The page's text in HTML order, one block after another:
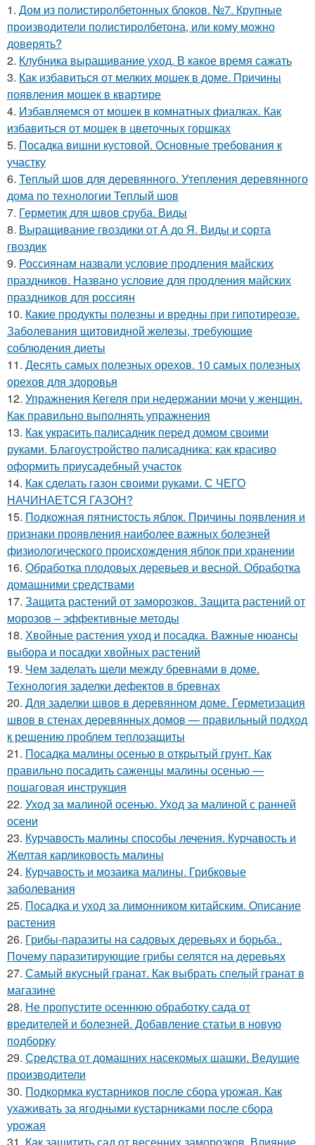
1. Дом из полистиролбетонных блоков. №7. Крупные
производители полистиролбетона, или кому можно
доверять?
2. Клубника выращивание уход. В какое время сажать
3. Как избавиться от мелких мошек в доме. Причины
появления мошек в квартире
4. Избавляемся от мошек в комнатных фиалках. Как
избавиться от мошек в цветочных горшках
5. Посадка вишни кустовой. Основные требования к
участку
6. Теплый шов для деревянного. Утепления деревянного
дома по технологии Теплый шов
7. Герметик для швов сруба. Виды
8. Выращивание гвоздики от А до Я. Виды и сорта
гвоздик
9. Россиянам назвали условие продления майских
праздников. Названо условие для продления майских
праздников для россиян
10. Какие продукты полезны и вредны при гипотиреозе.
Заболевания щитовидной железы, требующие
соблюдения диеты
11. Десять самых полезных орехов. 10 самых полезных
орехов для здоровья
12. Упражнения Кегеля при недержании мочи у женщин.
Как правильно выполнять упражнения
13. Как украсить палисадник перед домом своими
руками. Благоустройство палисадника: как красиво
оформить приусадебный участок
14. Как сделать газон своими руками. С ЧЕГО
НАЧИНАЕТСЯ ГАЗОН?
15. Подкожная пятнистость яблок. Причины появления и
признаки проявления наиболее важных болезней
физиологического происхождения яблок при хранении
16. Обработка плодовых деревьев и весной. Обработка
домашними средствами
17. Защита растений от заморозков. Защита растений от
морозов – эффективные методы
18. Хвойные растения уход и посадка. Важные нюансы
выбора и посадки хвойных растений
19. Чем заделать щели между бревнами в доме.
Технология заделки дефектов в бревнах
20. Для заделки швов в деревянном доме. Герметизация
швов в стенах деревянных домов — правильный подход
к решению проблем теплозащиты
21. Посадка малины осенью в открытый грунт. Как
правильно посадить саженцы малины осенью —
пошаговая инструкция
22. Уход за малиной осенью. Уход за малиной с ранней
осени
23. Курчавость малины способы лечения. Курчавость и
Желтая карликовость малины
24. Курчавость и мозаика малины. Грибковые
заболевания
25. Посадка и уход за лимонником китайским. Описание
растения
26. Грибы-паразиты на садовых деревьях и борьба..
Почему паразитирующие грибы селятся на деревьях
27. Самый вкусный гранат. Как выбрать спелый гранат в
магазине
28. Не пропустите осеннюю обработку сада от
вредителей и болезней. Добавление статьи в новую
подборку
29. Средства от домашних насекомых шашки. Ведущие
производители
30. Подкормка кустарников после сбора урожая. Как
ухаживать за ягодными кустарниками после сбора
урожая